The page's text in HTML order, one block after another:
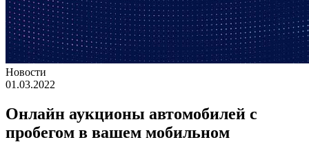
Новости
01.03.2022
Онлайн аукционы автомобилей с
пробегом в вашем мобильном